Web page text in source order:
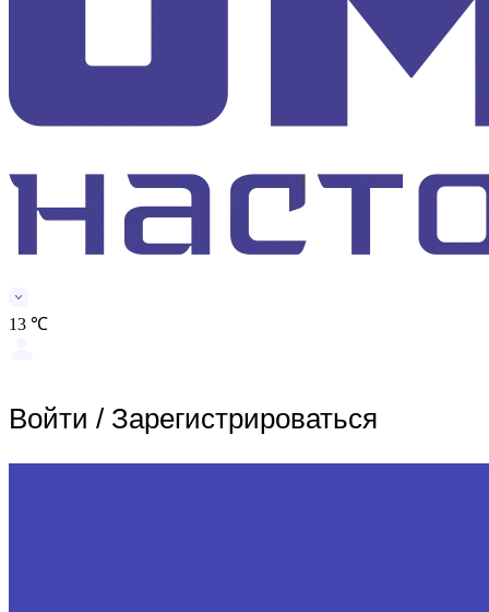
13 ℃
Войти / Зарегистрироваться